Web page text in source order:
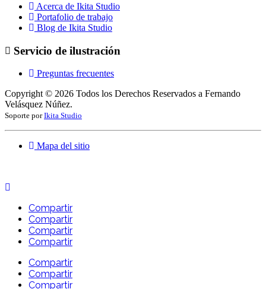
Acerca de Ikita Studio
Portafolio de trabajo
Blog de Ikita Studio
Servicio de ilustración
Preguntas frecuentes
Copyright © 2026 Todos los Derechos Reservados a Fernando
Velásquez Núñez.
Soporte porIkita Studio
Mapa del sitio
Compartir
Compartir
Compartir
Compartir
Compartir
Compartir
Compartir